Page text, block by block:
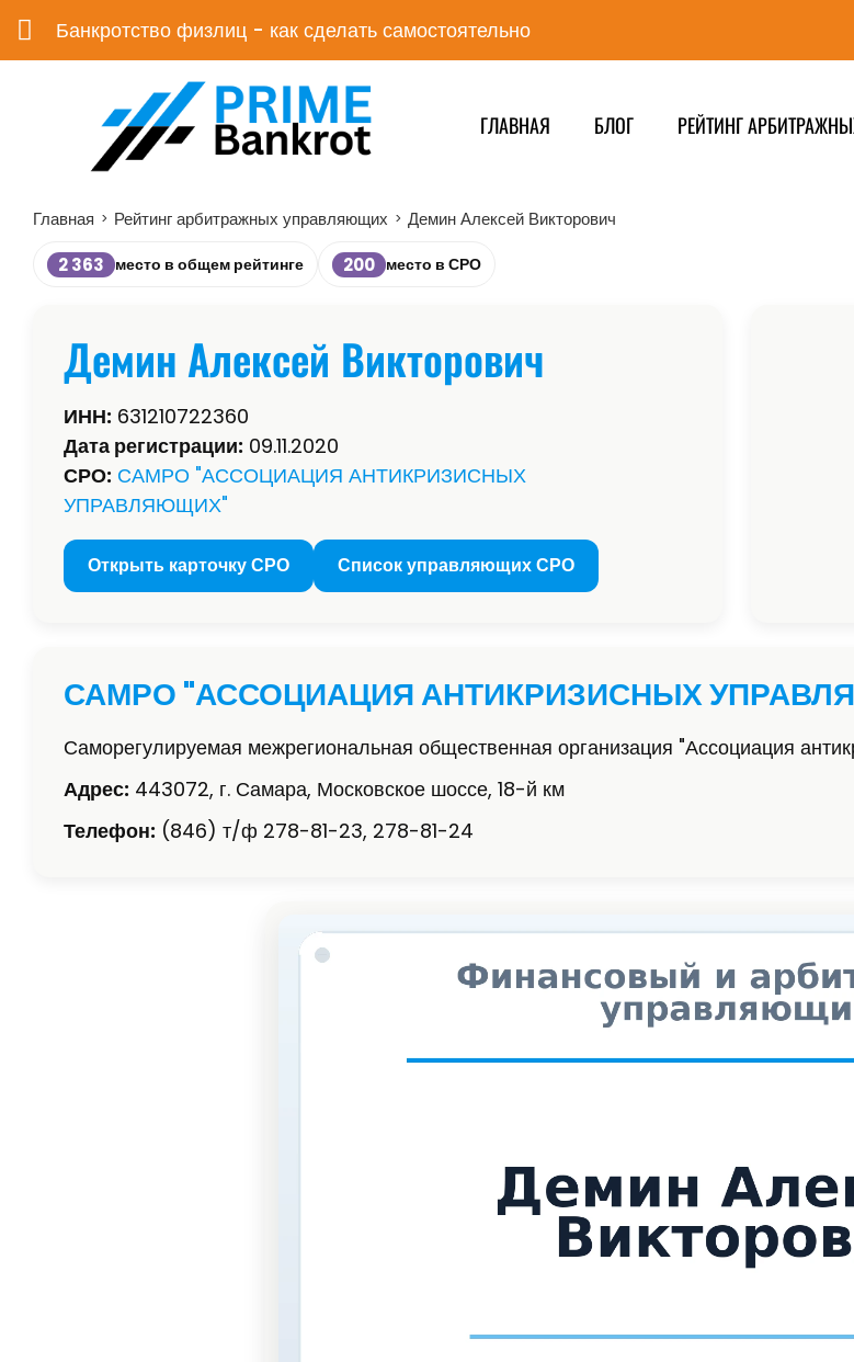
Банкротство физлиц - как сделать самостоятельно
ГЛАВНАЯ БЛОГ РЕЙТИНГ
Главная > Рейтинг арбитражных управляющих > Демин Алексей Викторович
2 363 место в общем рейтинге 200 место в СРО
Демин Алексей Викторович
ИНН: 631210722360
Дата регистрации: 09.11.2020
СРО: САМРО "АССОЦИАЦИЯ АНТИКРИЗИСНЫХ
УПРАВЛЯЮЩИХ"
Открыть карточку СРО Список управляющих СРО
САМРО "АССОЦИАЦИЯ АНТИКРИЗИСНЫХ
Саморегулируемая межрегиональная общественная организация "Ассоциация
Адрес: 443072, г. Самара, Московское шоссе, 18-й км
Телефон: (846) т/ф 278-81-23, 278-81-24